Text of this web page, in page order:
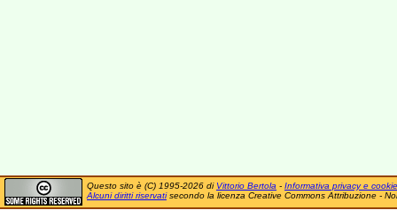
Questo sito è (C) 1995-2026 di Vittorio Bertola - Informativa privacy e cookie
Alcuni diritti riservatisecondo la licenza Creative Commons Attribuzione -